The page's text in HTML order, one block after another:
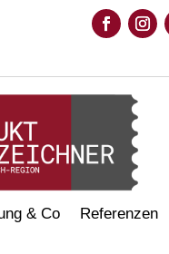
& Co Referenzen